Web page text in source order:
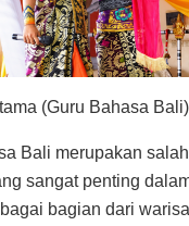
(Guru Bahasa Bali)
Bali merupakan
sangat penting
bagian dari